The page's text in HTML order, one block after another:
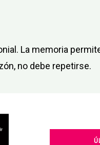
La memoria
no debe repetirse.